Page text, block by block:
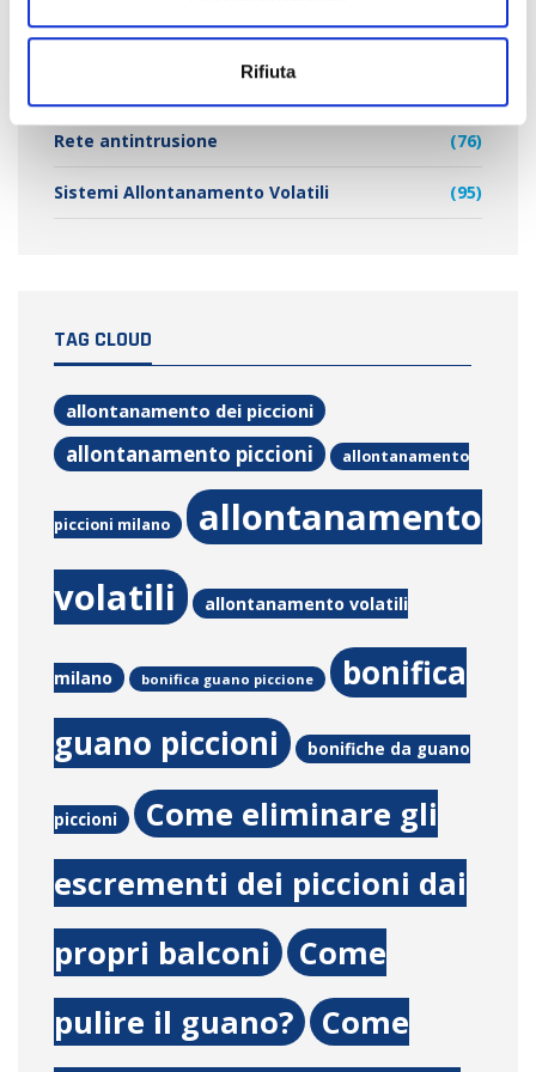
Rifiuta
Metodi palliativi (15)
Rete antintrusione (76)
Sistemi Allontanamento Volatili (95)
TAG CLOUD
allontanamento dei piccioni
allontanamento piccioni allontanamento
piccioni milano
allontanamento
volatili
allontanamento volatili
milano bonifica guano piccione
bonifica
guano piccioni
bonifiche da guano
piccioni
Come eliminare gli
escrementi dei piccioni dai
propri balconi
Come
pulire il guano?
Come